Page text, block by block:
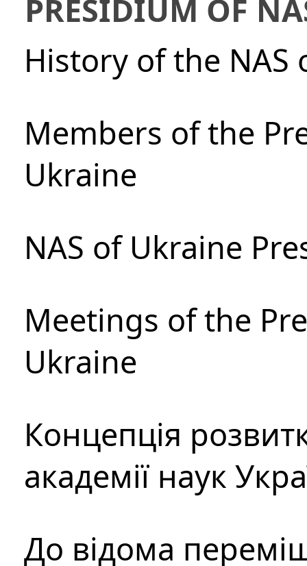
PRESIDIUM OF
History of the NAS
Members of the
Ukraine
NAS of Ukraine
Meetings of the
Ukraine
Концепція
академії наук
До відома